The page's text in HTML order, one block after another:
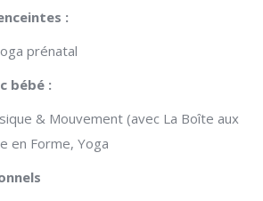
:
prénatal
bébé :
& Mouvement (avec La Boîte aux
en Forme, Yoga